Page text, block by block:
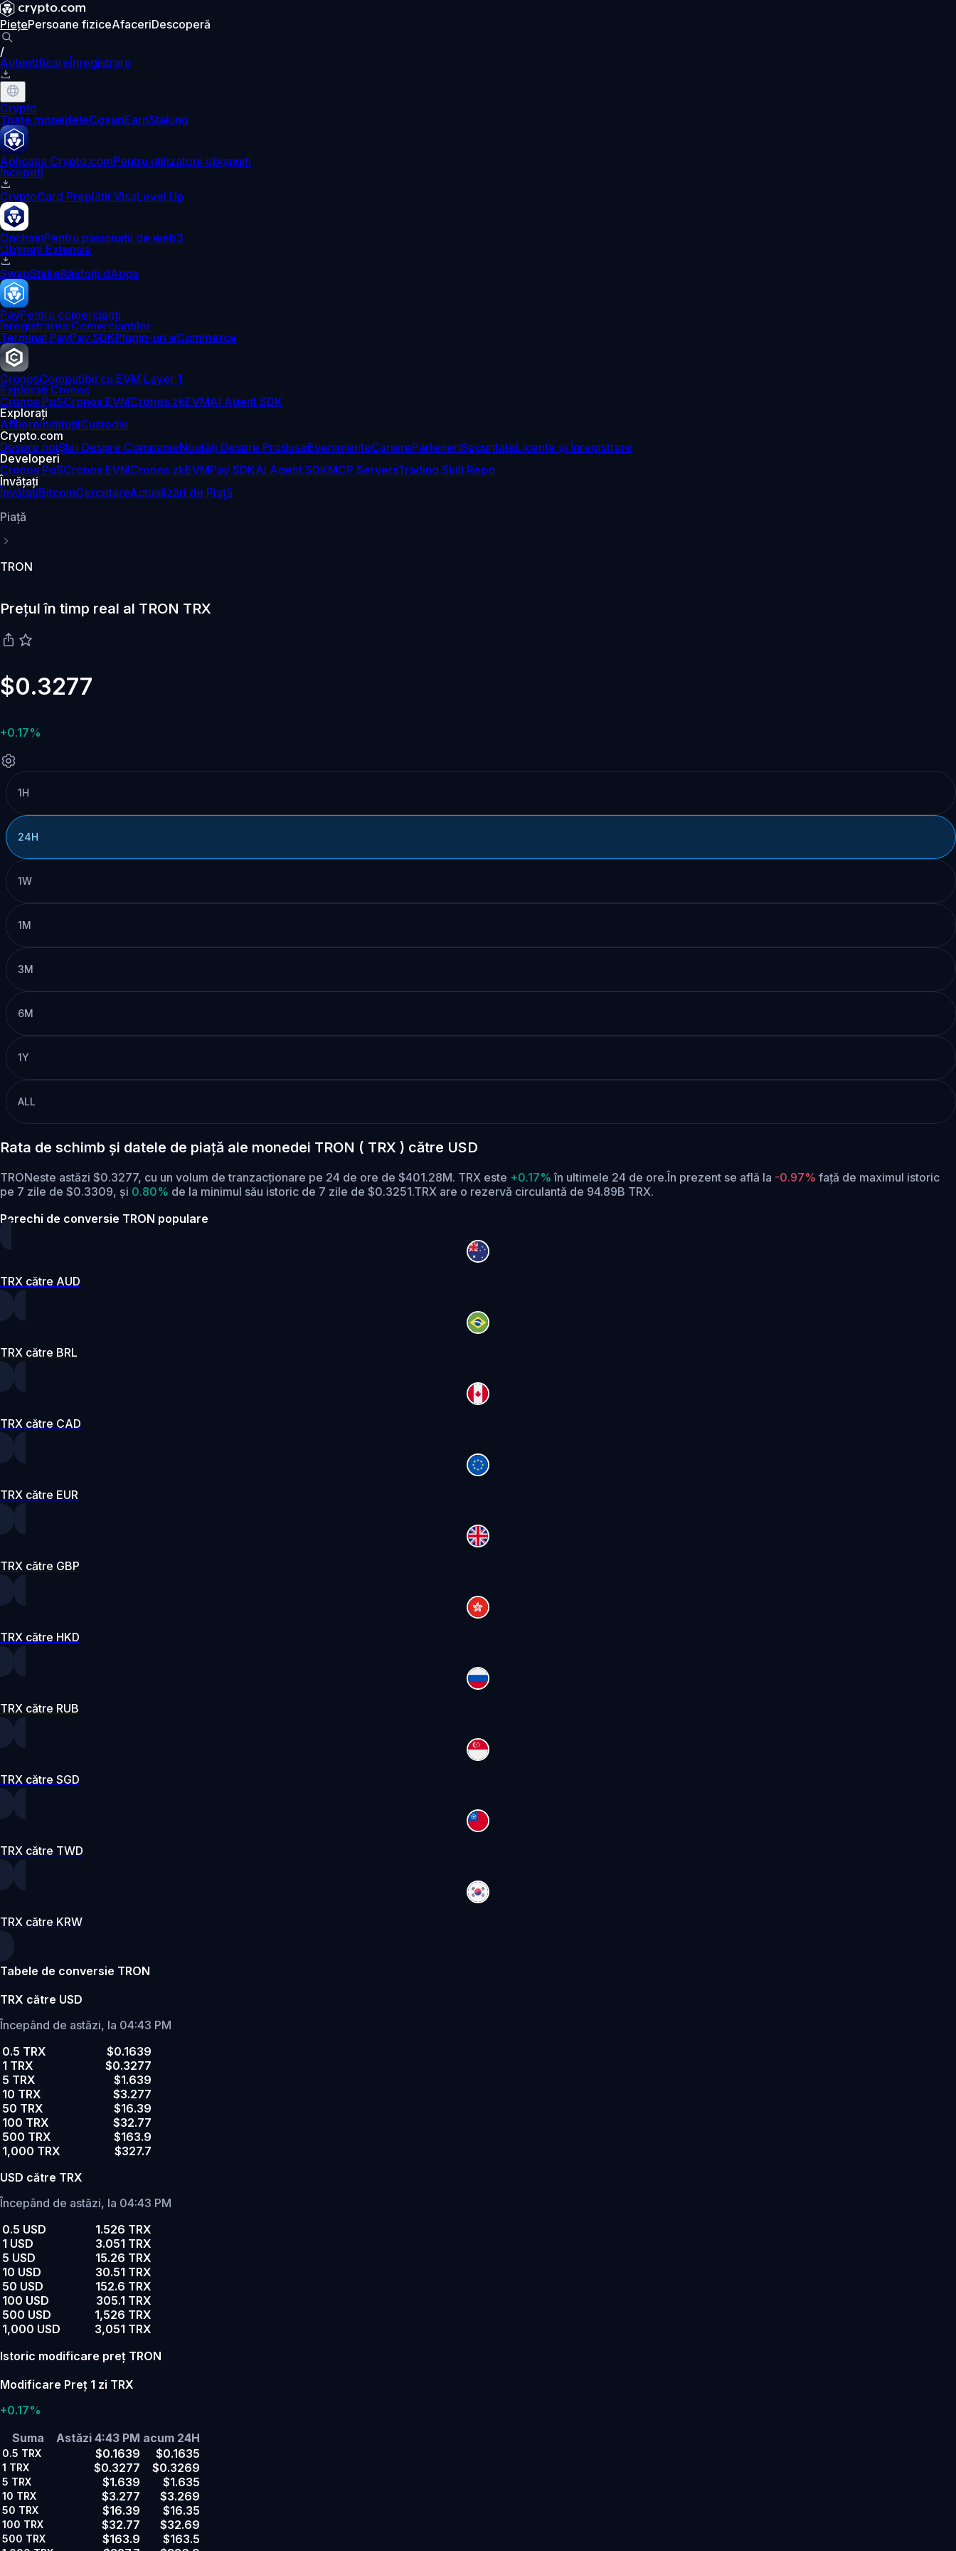
PiețePersoane fiziceAfaceriDescoperă
/
AutentificareÎnregistrare
Crypto
Toate monedeleCoșuriEarnStaking
Aplicația Crypto.comPentru utilizatorii obișnuiți
Începeți
CryptoCard Preplătit VisaLevel Up
OnchainPentru pasionații de web3
Obțineți Extensia
SwapStakeRăsfoiți dApps
PayPentru comercianți
Înregistrarea Comercianților
Terminal PayPay SDKPlugin-uri eCommerce
CronosCompatibil cu EVM Layer 1
Explorați Cronos
Cronos PoSCronos EVMCronos zkEVMAI Agent SDK
Explorați
AfiliereInstituțiiCustodie
Crypto.com
Despre noiȘtiri Despre CompanieNoutăți Despre ProduseEvenimenteCariereParteneriSecuritateLicențe și Înregistrare
Developeri
Cronos PoSCronos EVMCronos zkEVMPay SDKAI Agent SDKMCP ServersTrading Skill Repo
Învățați
ÎnvățațiBitcoinCercetareActualizări de Piață
Piaţă
TRON
Prețul în timp real al TRON TRX
$0.3277
+0.17%
1H
24H
1W
1M
3M
6M
1Y
ALL
Rata de schimb și datele de piață ale monedei TRON ( TRX ) către USD
TRONeste astăzi $0.3277, cu un volum de tranzacționare pe 24 de ore de $401.28M. TRX este +0.17%în ultimele 24 de ore.În prezent se află la -0.97% față de maximul istoric
pe 7 zile de $0.3309, și 0.80% de la minimul său istoric de 7 zile de $0.3251.TRX are o rezervă circulantă de 94.89B TRX.
Perechi de conversie TRON populare
TRX către AUD
TRX către BRL
TRX către CAD
TRX către EUR
TRX către GBP
TRX către HKD
TRX către RUB
TRX către SGD
TRX către TWD
TRX către KRW
Tabele de conversie TRON
TRX către USD
Începând de astăzi, la 04:43 PM
0.5 TRX
$0.1639
1 TRX
$0.3277
5 TRX
$1.639
10 TRX
$3.277
50 TRX
$16.39
100 TRX
$32.77
500 TRX
$163.9
1,000 TRX
$327.7
USD către TRX
Începând de astăzi, la 04:43 PM
0.5 USD
1.526 TRX
1 USD
3.051 TRX
5 USD
15.26 TRX
10 USD
30.51 TRX
50 USD
152.6 TRX
100 USD
305.1 TRX
500 USD
1,526 TRX
1,000 USD
3,051 TRX
Istoric modificare preț TRON
Modificare Preț 1 zi TRX
+0.17%
Suma
Astăzi 4:43 PM acum 24H
0.5 TRX $0.1639 $0.1635
1 TRX $0.3277 $0.3269
5 TRX $1.639 $1.635
10 TRX $3.277 $3.269
50 TRX $16.39 $16.35
100 TRX $32.77 $32.69
500 TRX $163.9 $163.5